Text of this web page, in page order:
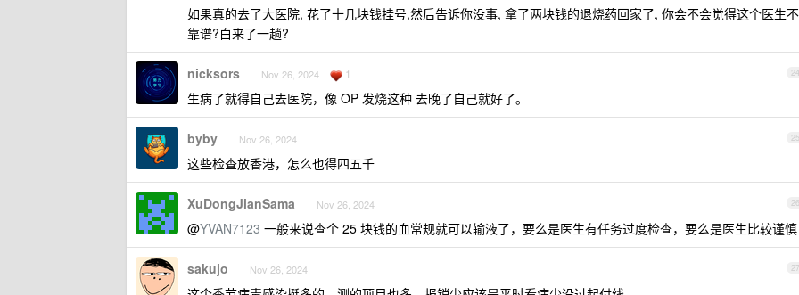
如果真的去了大医院, 花了十几块钱挂号,然后告诉你没事, 拿了两块钱的退烧药回家了, 你会不会觉得这个医生不
靠谱?白来了一趟?
24
nicksors Nov 26, 2024 1
生病了就得自己去医院，像 OP 发烧这种 去晚了自己就好了。
25
byby Nov 26, 2024
这些检查放香港，怎么也得四五千
26
XuDongJianSama Nov 26, 2024
@YVAN7123 一般来说查个 25 块钱的血常规就可以输液了，要么是医生有任务过度检查，要么是医生比较谨慎
27
sakujo Nov 26, 2024